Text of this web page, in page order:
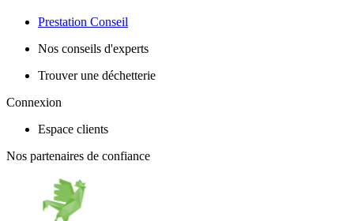
Prestation Conseil
Nos conseils d'experts
Trouver une déchetterie
Connexion
Espace clients
Nos partenaires de confiance